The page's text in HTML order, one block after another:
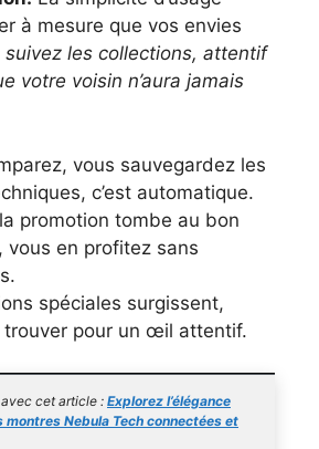
à mesure que vos envies
suivez les collections, attentif
votre voisin n’aura jamais
vous sauvegardez les
c’est automatique.
promotion tombe au bon
vous en profitez sans
spéciales surgissent,
trouver pour un œil attentif.
cet article : Explorez l’élégance
montres Nebula Tech connectées et